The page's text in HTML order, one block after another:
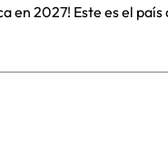
en 2027! Este es el